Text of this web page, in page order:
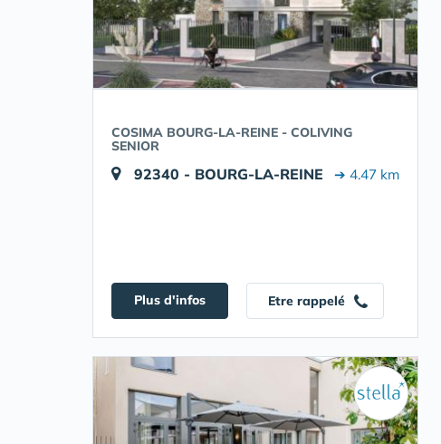
COSIMA BOURG-LA-REINE - COLIVING
SENIOR
92340 - BOURG-LA-REINE ➔ 4.47 km
Plus d'infos Etre rappelé